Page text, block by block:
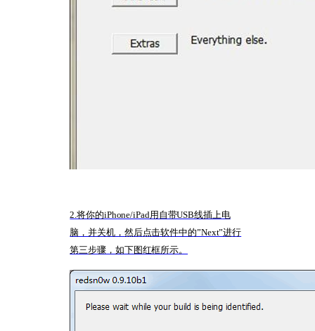
2.将你的iPhone/iPad用自带USB线插上电
脑，并关机，然后点击软件中的”Next”进行
第三步骤，如下图红框所示。